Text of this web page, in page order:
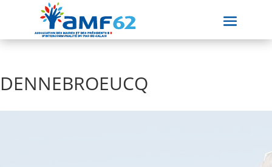
DENNEBROEUCQ